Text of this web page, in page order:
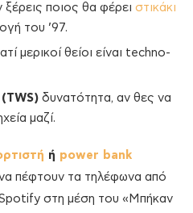
ξέρεις ποιος θα φέρει στικάκι
του ’97.
μερικοί θείοι είναι techno-
δυνατότητα, αν θες να
μαζί.
ή power bank
πέφτουν τα τηλέφωνα από
Spotify στη μέση του «Μπήκαν